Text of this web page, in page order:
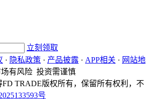
立刻领取
· 隐私政策 · 产品披露 · APP相关 · 网站地
有风险 投资需谨慎
FD TRADE版权所有，保留所有权利，不
号